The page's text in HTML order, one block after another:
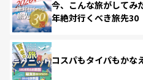
今、こんな旅がしてみ
年絶対行くべき旅先30
コスパもタイパもかな